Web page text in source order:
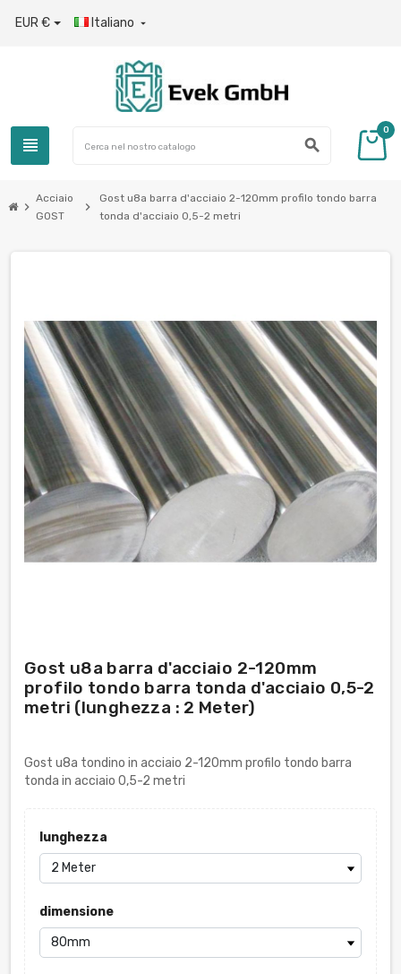
EUR € Italiano 
view_headline search
0
chevron_right
Acciaio
GOST
chevron_right
Gost u8a barra d'acciaio 2-120mm profilo tondo barra
tonda d'acciaio 0,5-2 metri
Gost u8a barra d'acciaio 2-120mm
profilo tondo barra tonda d'acciaio 0,5-2
metri (lunghezza : 2 Meter)
Gost u8a tondino in acciaio 2-120mm profilo tondo barra
tonda in acciaio 0,5-2 metri
lunghezza
dimensione